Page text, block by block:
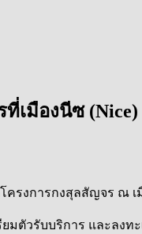
เมืองนีซ (Nice)
การกงสุลสัญจร ณ เมือ
ตัวรับบริการ และลงท